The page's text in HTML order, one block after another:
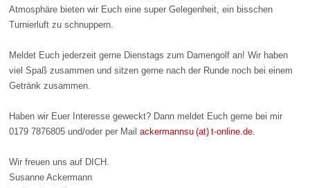
Atmosphäre bieten wir Euch eine super Gelegenheit, ein bisschen
Turnierluft zu schnuppern.
Meldet Euch jederzeit gerne Dienstags zum Damengolf an! Wir haben
viel Spaß zusammen und sitzen gerne nach der Runde noch bei einem
Getränk zusammen.
Haben wir Euer Interesse geweckt? Dann meldet Euch gerne bei mir
0179 7876805 und/oder per Mailackermannsu (at) t-online.de
Wir freuen uns auf DICH.
Susanne Ackermann